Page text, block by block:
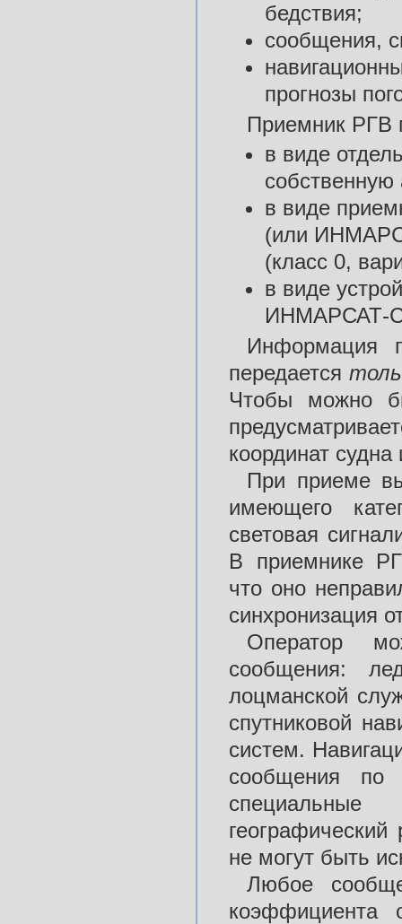
бедствия;
сообщения,
прогнозы
Приемник РГВ
в виде
собственную
в виде
(или
(класс 0,
в виде
ИНМАРСАТ-С
Информация
передается
Чтобы можно
координат
При приеме
имеющего
световая
В приемнике
что оно
синхронизация
Оператор
сообщения:
лоцманской
спутниковой
систем.
сообщения по
не могут быть
Любое